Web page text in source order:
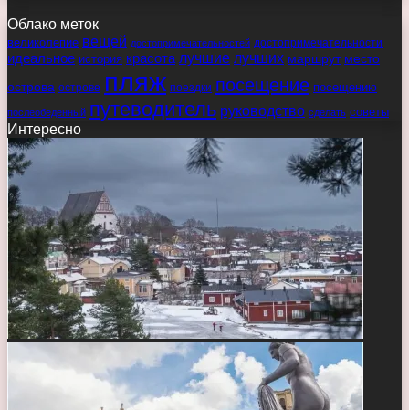
Облако меток
великолепие вещей достопримечательностей достопримечательности
идеальное история красота лучшие лучших маршрут место
острова острове пляж поездки посещение посещению
послеобеденный путеводитель руководство сделать советы
Интересно